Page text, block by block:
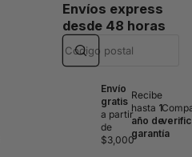
Envíos express
desde 48 horas
Envío
gratis
a partir
de
$3,000
Recibe
hasta 1
año de
garantía